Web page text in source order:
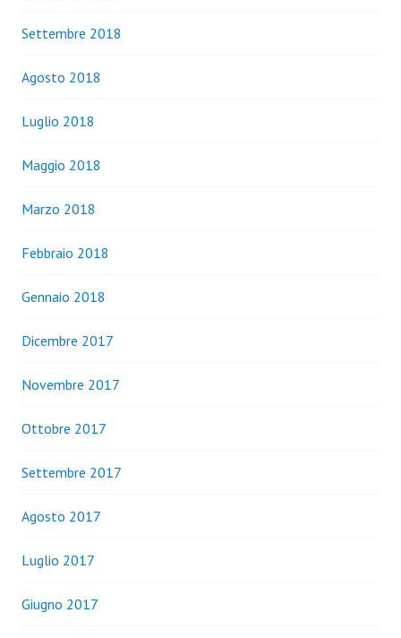
Settembre 2018
Agosto 2018
Luglio 2018
Maggio 2018
Marzo 2018
Febbraio 2018
Gennaio 2018
Dicembre 2017
Novembre 2017
Ottobre 2017
Settembre 2017
Agosto 2017
Luglio 2017
Giugno 2017